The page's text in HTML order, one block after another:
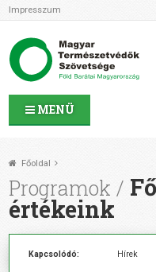
MENÜ
Impresszum
Az MTVSZ-ről
Programok
MTVSZ ügyek és események
Tagszervezetek
Támogatóink
CSATLAKOZZ hozzánk!
Elérhetőségeink
Segítsd a munkánkat!
Főoldal
Programok
értékeink
Kapcsolódó: Hírek